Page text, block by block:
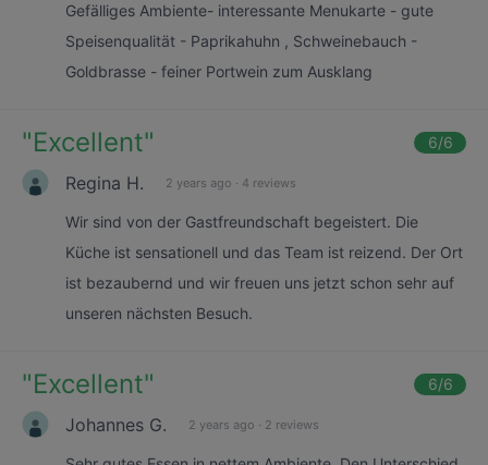
Gefälliges Ambiente- interessante Menukarte - gute
Speisenqualität - Paprikahuhn , Schweinebauch -
Goldbrasse - feiner Portwein zum Ausklang
"Excellent" 6/6
Regina H. 2 years ago · 4 reviews
Wir sind von der Gastfreundschaft begeistert. Die
Küche ist sensationell und das Team ist reizend. Der Ort
ist bezaubernd und wir freuen uns jetzt schon sehr auf
unseren nächsten Besuch.
"Excellent" 6/6
Johannes G. 2 years ago · 2 reviews